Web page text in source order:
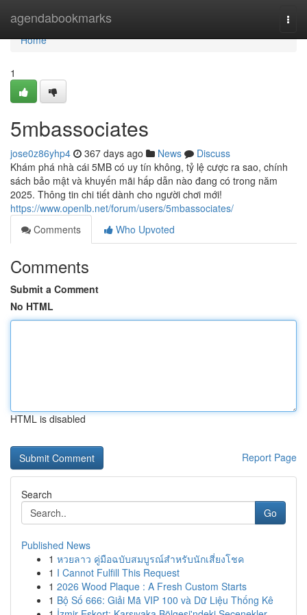
agendabookmarks
Home
Home
1
5mbassociates
jose0z86yhp4 367 days ago News
Discuss
Khám phá nhà cái 5MB có uy tín không, tỷ lệ cược ra sao, chính
sách bảo mật và khuyến mãi hấp dẫn nào đang có trong năm
2025. Thông tin chi tiết dành cho người chơi mới!
https://www.openlb.net/forum/users/5mbassociates/
Comments
Who Upvoted
Comments
Submit a Comment
No HTML
HTML is disabled
Report Page
Search
Go
Published News
1 หวยลาว คู่มือฉบับสมบูรณ์สำหรับนักเสี่ยงโชค
1 I Cannot Fulfill This Request
1 2026 Wood Plaque : A Fresh Custom Starts
1 Bộ Số 666: Giải Mã VIP 100 và Dữ Liệu Thống Kê